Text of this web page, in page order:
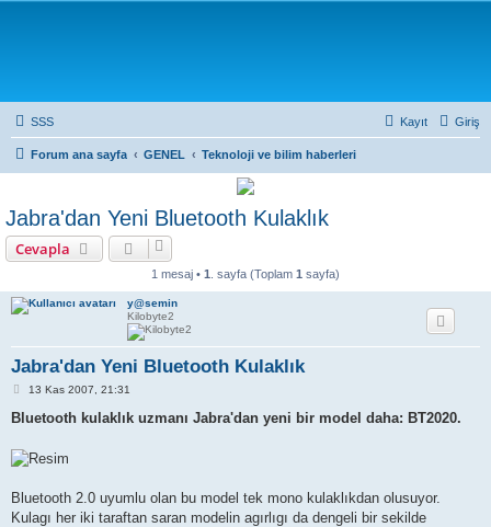
SSS Giriş
Kayıt
Forum ana sayfa GENEL Teknoloji ve bilim haberleri
Jabra'dan Yeni Bluetooth Kulaklık
Cevapla
1 mesaj • 1 . sayfa (Toplam 1 sayfa)
y@semin
Kilobyte2
Jabra'dan Yeni Bluetooth Kulaklık
M
s
13 Kas 2007, 21:31
Bluetooth kulaklık uzmanı Jabra'dan yeni bir model daha: BT2020.
Bluetooth 2.0 uyumlu olan bu model tek mono kulaklıkdan olusuyor.
Kulagı her iki taraftan saran modelin agırlıgı da dengeli bir sekilde